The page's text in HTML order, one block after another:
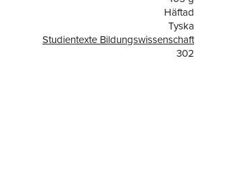
Häftad
Tyska
Studientexte Bildungswissenschaft
302